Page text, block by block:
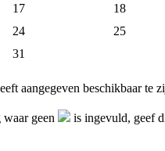
17 18
24 25
31
aangegeven beschikbaar te
geen is ingevuld, geef